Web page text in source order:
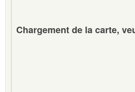
Chargement de la carte,